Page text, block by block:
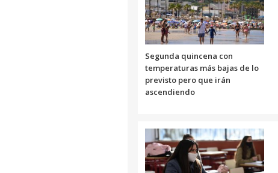
Segunda quincena con
temperaturas más bajas de lo
previsto pero que irán
ascendiendo